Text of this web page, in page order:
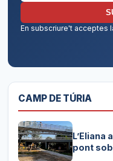
En subscriure't acceptes
CAMP DE TÚRIA
L’Eliana
pont